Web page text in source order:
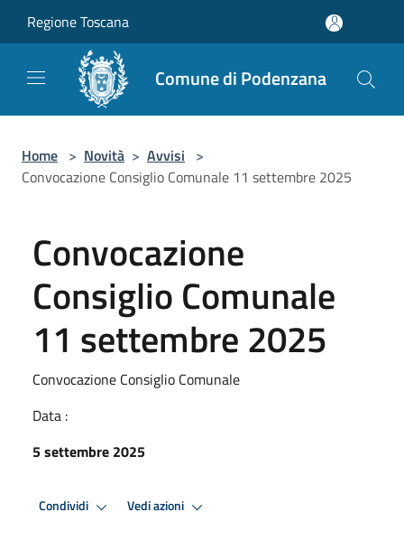
Regione Toscana
Comune di Podenzana
Home > Novità > Avvisi >
Convocazione Consiglio Comunale 11 settembre 2025
Convocazione
Consiglio Comunale
11 settembre 2025
Convocazione Consiglio Comunale
Data :
5 settembre 2025
Condividi Vedi azioni